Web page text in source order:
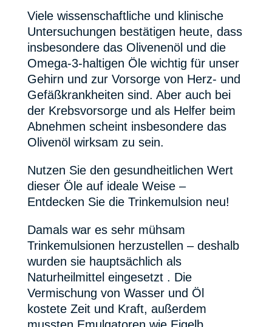
Viele wissenschaftliche und klinische
Untersuchungen bestätigen heute, dass
insbesondere das Olivenenöl und die
Omega-3-haltigen Öle wichtig für unser
Gehirn und zur Vorsorge von Herz- und
Gefäßkrankheiten sind. Aber auch bei
der Krebsvorsorge und als Helfer beim
Abnehmen scheint insbesondere das
Olivenöl wirksam zu sein.
Nutzen Sie den gesundheitlichen Wert
dieser Öle auf ideale Weise –
Entdecken Sie die Trinkemulsion neu!
Damals war es sehr mühsam
Trinkemulsionen herzustellen – deshalb
wurden sie hauptsächlich als
Naturheilmittel eingesetzt . Die
Vermischung von Wasser und Öl
kostete Zeit und Kraft, außerdem